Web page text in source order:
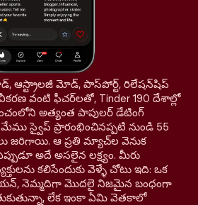
ఆస్ట్రాలజీ మోడ్, పాస్‌పోర్ట్, రిలేషన్‌షిప్
వంటి ఫీచర్‌లతో, Tinder 190 దేశాల్లో
అత్యంత పాపులర్ డేటింగ్
స్వైప్ ప్రారంభించినప్పటి నుండి 55
జరిగాయి. ఆ ప్రతి మ్యాచ్‌ల వెనుక
అదే అసలైన లక్ష్యం. మీరు
కలిసేందుకు వెళ్ళే చోటు ఇది: ఒక
నెమ్మదిగా మొదలై నిజమైన బంధంగా
లేక ఇంకా ఏమి వెతకాలో